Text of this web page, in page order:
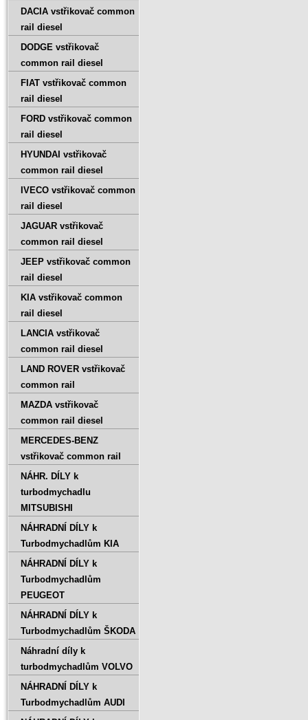
DACIA vstřikovač common
rail diesel
DODGE vstřikovač
common rail diesel
FIAT vstřikovač common
rail diesel
FORD vstřikovač common
rail diesel
HYUNDAI vstřikovač
common rail diesel
IVECO vstřikovač common
rail diesel
JAGUAR vstřikovač
common rail diesel
JEEP vstřikovač common
rail diesel
KIA vstřikovač common
rail diesel
LANCIA vstřikovač
common rail diesel
LAND ROVER vstřikovač
common rail
MAZDA vstřikovač
common rail diesel
MERCEDES-BENZ
vstřikovač common rail
NÁHR. DÍLY k
turbodmychadlu
MITSUBISHI
NÁHRADNÍ DÍLY k
Turbodmychadlům KIA
NÁHRADNÍ DÍLY k
Turbodmychadlům
PEUGEOT
NÁHRADNÍ DÍLY k
Turbodmychadlům ŠKODA
Náhradní díly k
turbodmychadlům VOLVO
NÁHRADNÍ DÍLY k
Turbodmychadlům AUDI